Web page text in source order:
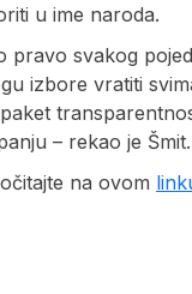
u ime naroda.
pravo svakog
izbore vratiti
– rekao je Šmit.
na ovom